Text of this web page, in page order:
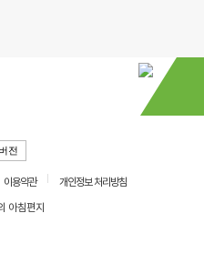
전
이용약관
개인정보 처리방침
아침편지